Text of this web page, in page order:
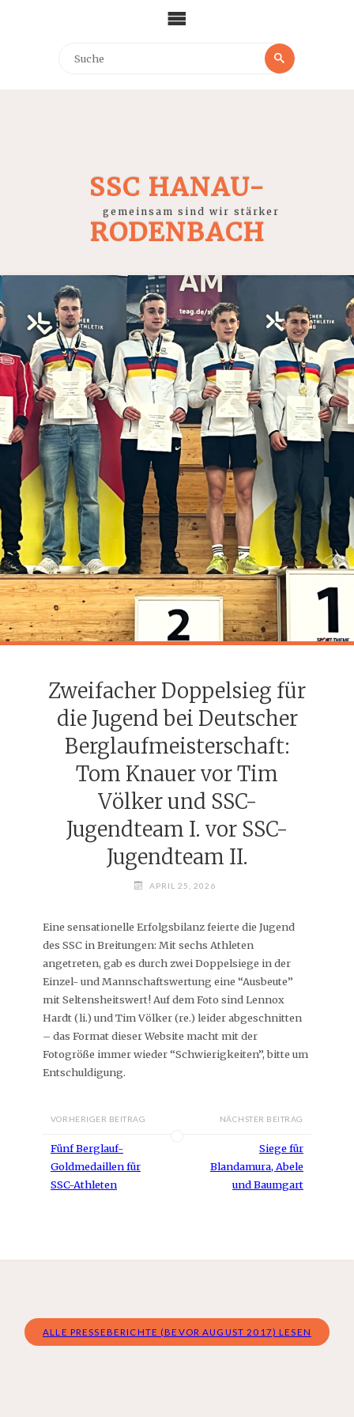
SSC HANAU-
RODENBACH
gemeinsam sind wir stärker
Zweifacher Doppelsieg für
die Jugend bei Deutscher
Berglaufmeisterschaft:
Tom Knauer vor Tim
Völker und SSC-
Jugendteam I. vor SSC-
Jugendteam II.
APRIL 25, 2026
Eine sensationelle Erfolgsbilanz feierte die Jugend
des SSC in Breitungen: Mit sechs Athleten
angetreten, gab es durch zwei Doppelsiege in der
Einzel- und Mannschaftswertung eine “Ausbeute”
mit Seltensheitswert! Auf dem Foto sind Lennox
Hardt (li.) und Tim Völker (re.) leider abgeschnitten
– das Format dieser Website macht mit der
Fotogröße immer wieder “Schwierigkeiten”, bitte um
Entschuldigung.
VORHERIGER BEITRAG
Fünf Berglauf-
Goldmedaillen für
SSC-Athleten
NÄCHSTER BEITRAG
Siege für
Blandamura, Abele
und Baumgart
ALLE PRESSEBERICHTE (BEVOR AUGUST 2017) LESEN